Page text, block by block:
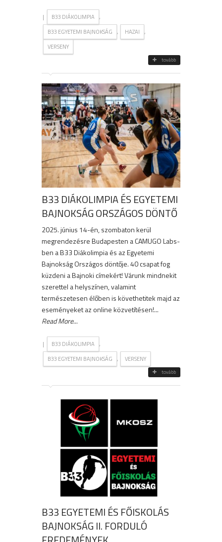
| B33 DIÁKOLIMPIA ,
B33 EGYETEMI BAJNOKSÁG , HAZAI ,
VERSENY
tovább
B33 DIÁKOLIMPIA ÉS EGYETEMI
BAJNOKSÁG ORSZÁGOS DÖNTŐ
2025. június 14-én, szombaton kerül
megrendezésre Budapesten a CAMUGO Labs-
ben a B33 Diákolimpia és az Egyetemi
Bajnokság Országos döntője. 40 csapat fog
küzdeni a Bajnoki címekért! Várunk mindnekit
szerettel a helyszínen, valamint
természetesen élőben is követhetitek majd az
eseményeket az online közvetítésen!...
Read More...
| B33 DIÁKOLIMPIA ,
B33 EGYETEMI BAJNOKSÁG , VERSENY
tovább
B33 EGYETEMI ÉS FŐISKOLÁS
BAJNOKSÁG II. FORDULÓ